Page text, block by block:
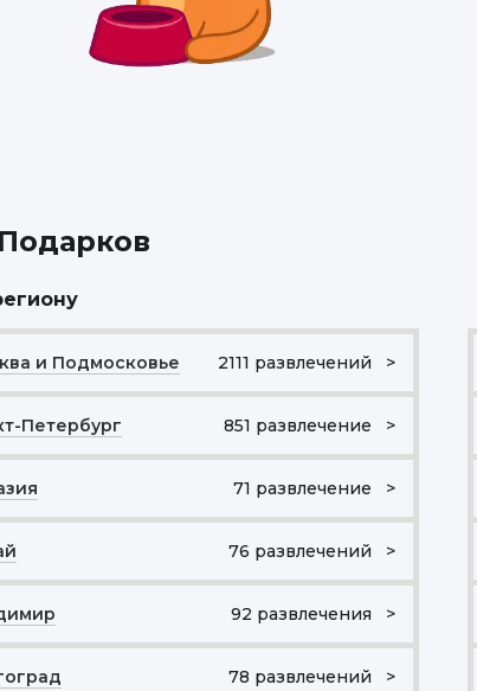
и Подмосковье 2111 развлечений >
Петербург 851 развлечение >
71 развлечение >
76 развлечений >
92 развлечения >
78 развлечений >